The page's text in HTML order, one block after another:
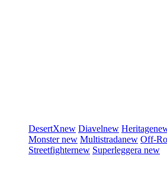
DesertXnew Diavelnew Heritage
Monsternew Multistradanew Off-
Streetfighternew Superleggera new